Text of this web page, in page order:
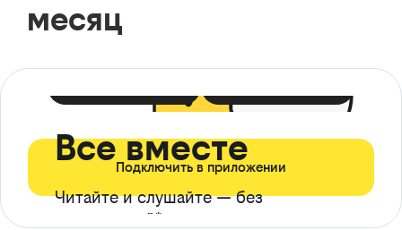
месяц
Все вместе
Читайте и слушайте — без
ограничений*
Подключить в приложении